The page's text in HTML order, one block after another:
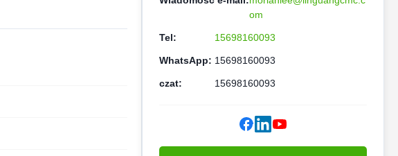
om
Tel: 15698160093
WhatsApp: 15698160093
czat: 15698160093